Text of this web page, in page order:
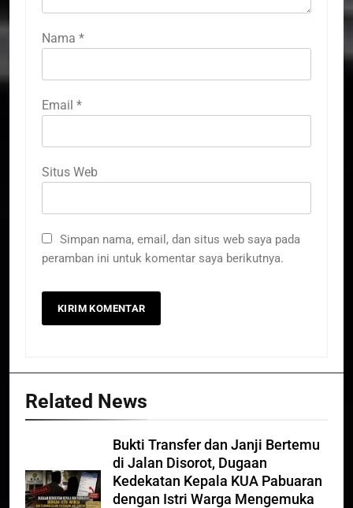
Nama *
Email *
Situs Web
Simpan nama, email, dan situs web saya pada
peramban ini untuk komentar saya berikutnya.
Related News
Bukti Transfer dan Janji Bertemu
di Jalan Disorot, Dugaan
Kedekatan Kepala KUA Pabuaran
dengan Istri Warga Mengemuka